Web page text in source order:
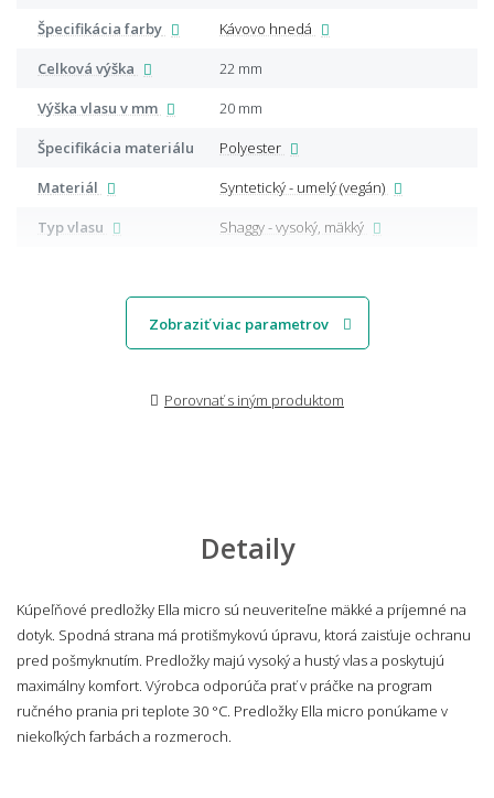
Špecifikácia farby
Kávovo hnedá
Celková výška
22 mm
Výška vlasu v mm
20 mm
Špecifikácia materiálu
Polyester
Materiál
Syntetický - umelý (vegán)
Typ vlasu
Shaggy - vysoký, mäkký
Zobraziť viac parametrov
Porovnať s iným produktom
Detaily
Kúpeľňové predložky Ella micro sú neuveriteľne mäkké a príjemné na
dotyk. Spodná strana má protišmykovú úpravu, ktorá zaisťuje ochranu
pred pošmyknutím. Predložky majú vysoký a hustý vlas a poskytujú
maximálny komfort. Výrobca odporúča prať v práčke na program
ručného prania pri teplote 30 °C. Predložky Ella micro ponúkame v
niekoľkých farbách a rozmeroch.